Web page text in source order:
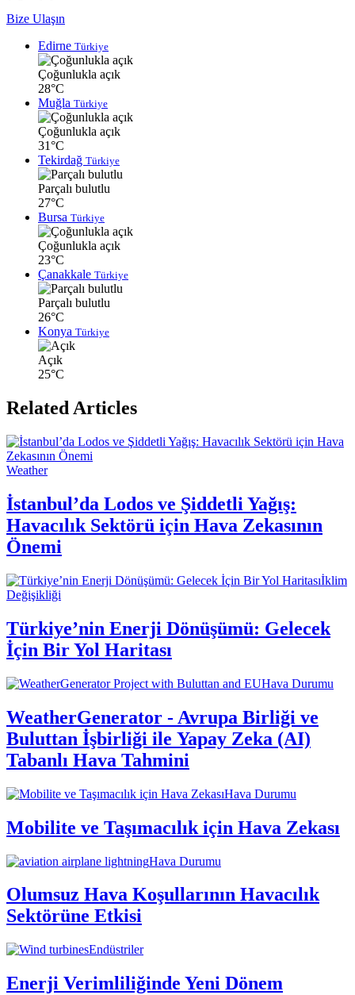
Bize Ulaşın
Edirne Türkiye
Çoğunlukla açık
28°C
Muğla Türkiye
Çoğunlukla açık
31°C
Tekirdağ Türkiye
Parçalı bulutlu
27°C
Bursa Türkiye
Çoğunlukla açık
23°C
Çanakkale Türkiye
Parçalı bulutlu
26°C
Konya Türkiye
Açık
25°C
Related Articles
Weather
İstanbul’da Lodos ve Şiddetli Yağış:
Havacılık Sektörü için Hava Zekasının
Önemi
İklim
Değişikliği
Türkiye’nin Enerji Dönüşümü: Gelecek
İçin Bir Yol Haritası
Hava Durumu
WeatherGenerator - Avrupa Birliği ve
Buluttan İşbirliği ile Yapay Zeka (AI)
Tabanlı Hava Tahmini
Hava Durumu
Mobilite ve Taşımacılık için Hava Zekası
Hava Durumu
Olumsuz Hava Koşullarının Havacılık
Sektörüne Etkisi
Endüstriler
Enerji Verimliliğinde Yeni Dönem